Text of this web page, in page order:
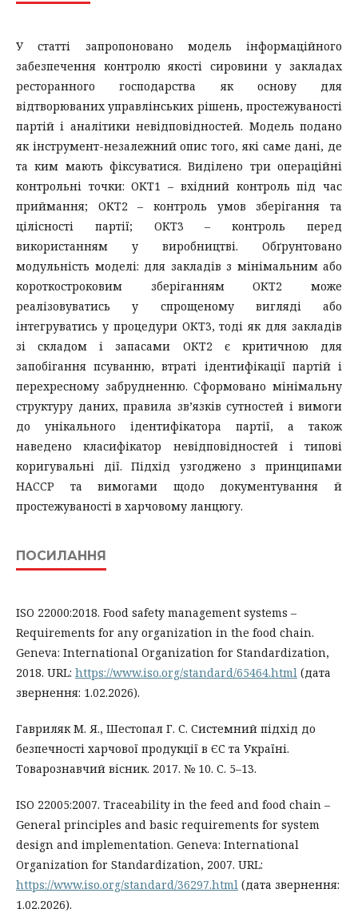
У статті запропоновано модель інформаційного
забезпечення контролю якості сировини у закладах
ресторанного господарства як основу для
відтворюваних управлінських рішень, простежуваності
партій і аналітики невідповідностей. Модель подано
як інструмент-незалежний опис того, які саме дані, де
та ким мають фіксуватися. Виділено три операційні
контрольні точки: ОКТ1 – вхідний контроль під час
приймання; ОКТ2 – контроль умов зберігання та
цілісності партії; ОКТ3 – контроль перед
використанням у виробництві. Обґрунтовано
модульність моделі: для закладів з мінімальним або
короткостроковим зберіганням ОКТ2 може
реалізовуватись у спрощеному вигляді або
інтегруватись у процедури ОКТ3, тоді як для закладів
зі складом і запасами ОКТ2 є критичною для
запобігання псуванню, втраті ідентифікації партій і
перехресному забрудненню. Сформовано мінімальну
структуру даних, правила зв’язків сутностей і вимоги
до унікального ідентифікатора партії, а також
наведено класифікатор невідповідностей і типові
коригувальні дії. Підхід узгоджено з принципами
HACCP та вимогами щодо документування й
простежуваності в харчовому ланцюгу.
ПОСИЛАННЯ
ISO 22000:2018. Food safety management systems –
Requirements for any organization in the food chain.
Geneva: International Organization for Standardization,
2018. URL: https://www.iso.org/standard/65464.html (дата
звернення: 1.02.2026).
Гавриляк М. Я., Шестопал Г. С. Системний підхід до
безпечності харчової продукції в ЄС та Україні.
Товарознавчий вісник. 2017. № 10. С. 5–13.
ISO 22005:2007. Traceability in the feed and food chain –
General principles and basic requirements for system
design and implementation. Geneva: International
Organization for Standardization, 2007. URL:
https://www.iso.org/standard/36297.html (дата звернення:
1.02.2026).